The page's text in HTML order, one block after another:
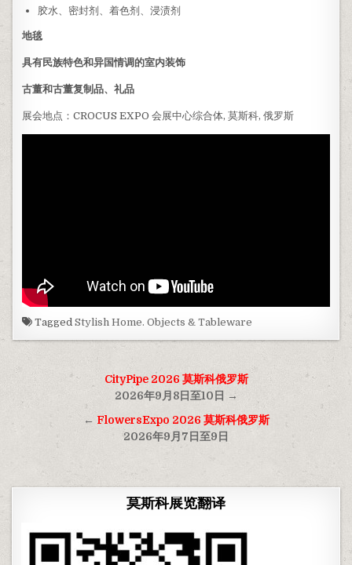
胶水、密封剂、着色剂、浸渍剂
地毯
具有民族特色和异国情调的室内装饰
古董和古董复制品、礼品
展会地点：CROCUS EXPO 会展中心综合体, 莫斯科, 俄罗斯
TaggedStylish Home. Objects & Tableware
文
章
导
CityPipe 2026 莫斯科俄罗斯
2026年9月8日至10日 →
← FlowersExpo 2026 莫斯科俄罗斯
2026年9月7日至9日
莫斯科展览翻译